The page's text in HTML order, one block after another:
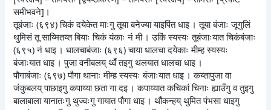
समीभवने]।
तूबंजाः (६९४) चिकं दयेकेत माःगु तूया बनेज्या याइपिंत धाइ । तूया बंजाः जूगुलिं
थुमिसं तू साय्मितय्त बियाः चिकं यंकाः नं मी । उकिं स्यस्यः तूबंजाःयात चिकंबंजाः
(६९५) नं धाइ । धालचाबंजाः (६९६) चाया धालचा दयेकाः मीम्ह स्यस्यः
बंजाःयात धाइ । पुजा वनीबलय् थ्वँ तइगु थलयात धालचा धाइ ।
पौगाबंजाः (६९७) पौगा थानाः मीम्ह स्यस्यः बंजाःयात धाइ । कय्तापुजा वा
जंकुबलय् पाछाइगु कपाय्या छता गा दइ । कपाय्यात कचिकां चिनाः ह्याउँगु व तुइगु
बालाबाला यानातःगु थुज्वःगु गायात पौगा धाइ । थौंकन्हय् थुमित पंभसा धाइगु